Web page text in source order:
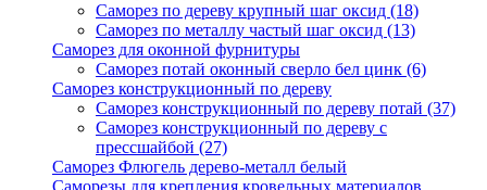
Саморез по дереву крупный шаг оксид (18)
Саморез по металлу частый шаг оксид (13)
Саморез для оконной фурнитуры
Саморез потай оконный сверло бел цинк (6)
Саморез конструкционный по дереву
Саморез конструкционный по дереву потай (37)
Саморез конструкционный по дереву с
прессшайбой (27)
Саморез Флюгель дерево-металл белый
Саморезы для крепления кровельных материалов